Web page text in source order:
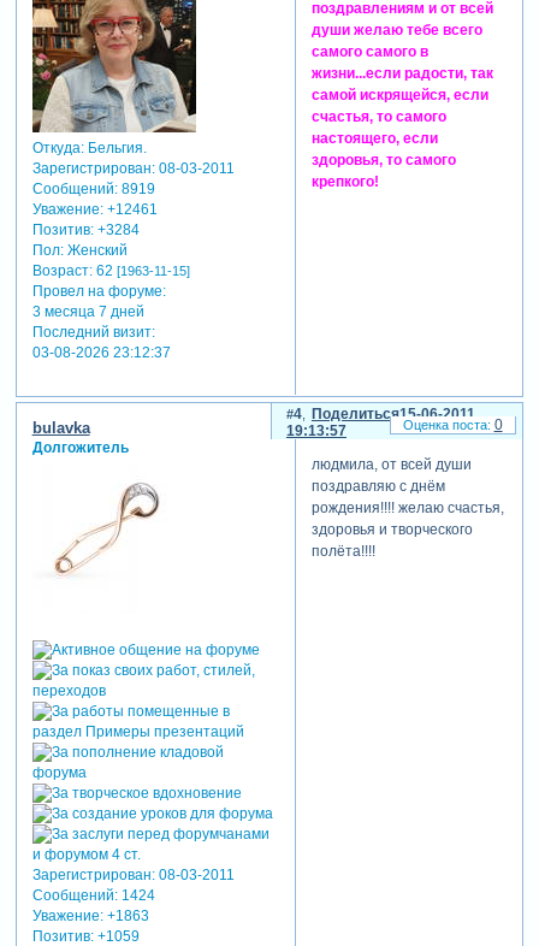
Откуда:Бельгия.
Зарегистрирован: 08-03-2011
Сообщений:8919
Уважение: +12461
Позитив: +3284
Пол:Женский
Возраст:62 [1963-11-15]
Провел на форуме:
3 месяца 7 дней
Последний визит:
03-08-2026 23:12:37
поздравлениям и от всей
души желаю тебе всего
самого самого в
жизни...если радости, так
самой искрящейся, если
счастья, то самого
настоящего, если
здоровья, то самого
крепкого!
Поделиться
4
15-06-2011
19:13:57
bulavka
Долгожитель
Зарегистрирован: 08-03-2011
Сообщений:1424
Уважение: +1863
Позитив: +1059
людмила, от всей души
поздравляю с днём
рождения!!!! желаю счастья,
здоровья и творческого
полёта!!!!
0